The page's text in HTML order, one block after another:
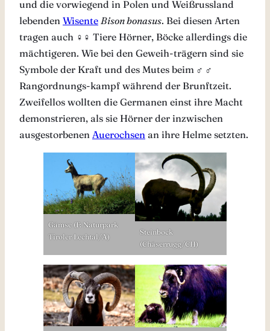
und die vorwiegend in Polen und Weißrussland
lebenden Wisente Bison bonasus. Bei diesen Arten
tragen auch ♀♀ Tiere Hörner, Böcke allerdings die
mächtigeren. Wie bei den Geweih-trägern sind sie
Symbole der Kraft und des Mutes beim ♂ ♂
Rangordnungs-kampf während der Brunftzeit.
Zweifellos wollten die Germanen einst ihre Macht
demonstrieren, als sie Hörner der inzwischen
ausgestorbenen Auerochsen an ihre Helme setzten.
Gämse (F: Naturpark
Tiroler Lechtal/A)
Steinbock
(Chäserrugg/CH)